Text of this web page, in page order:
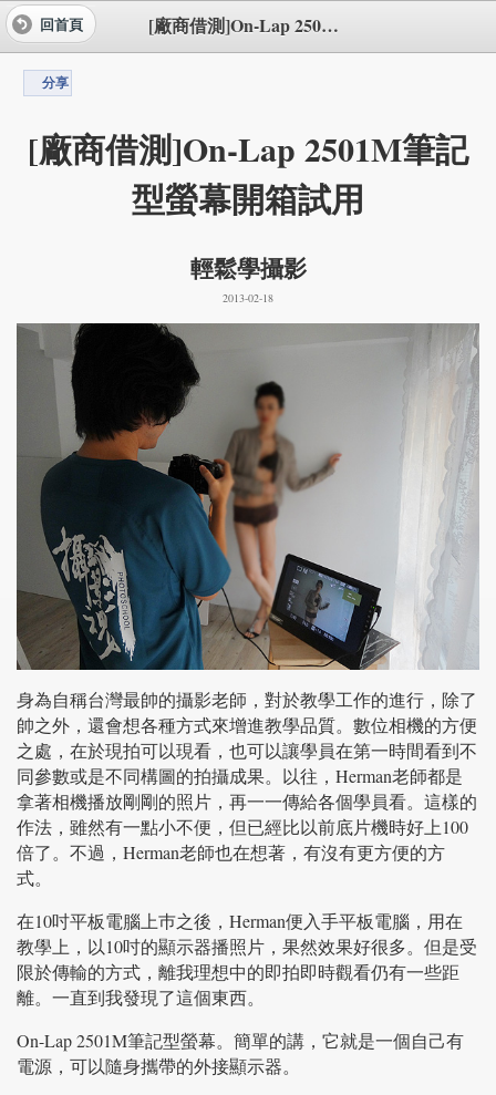
[廠商借測]On-Lap 2501M筆記型螢幕開箱試用
回首頁
分享
[廠商借測]On-Lap 2501M筆記
型螢幕開箱試用
輕鬆學攝影
2013-02-18
身為自稱台灣最帥的攝影老師，對於教學工作的進行，除了
帥之外，還會想各種方式來增進教學品質。數位相機的方便
之處，在於現拍可以現看，也可以讓學員在第一時間看到不
同參數或是不同構圖的拍攝成果。以往，Herman老師都是
拿著相機播放剛剛的照片，再一一傳給各個學員看。這樣的
作法，雖然有一點小不便，但已經比以前底片機時好上100
倍了。不過，Herman老師也在想著，有沒有更方便的方
式。
在10吋平板電腦上巿之後，Herman便入手平板電腦，用在
教學上，以10吋的顯示器播照片，果然效果好很多。但是受
限於傳輸的方式，離我理想中的即拍即時觀看仍有一些距
離。一直到我發現了這個東西。
On-Lap 2501M筆記型螢幕。簡單的講，它就是一個自己有
電源，可以隨身攜帶的外接顯示器。